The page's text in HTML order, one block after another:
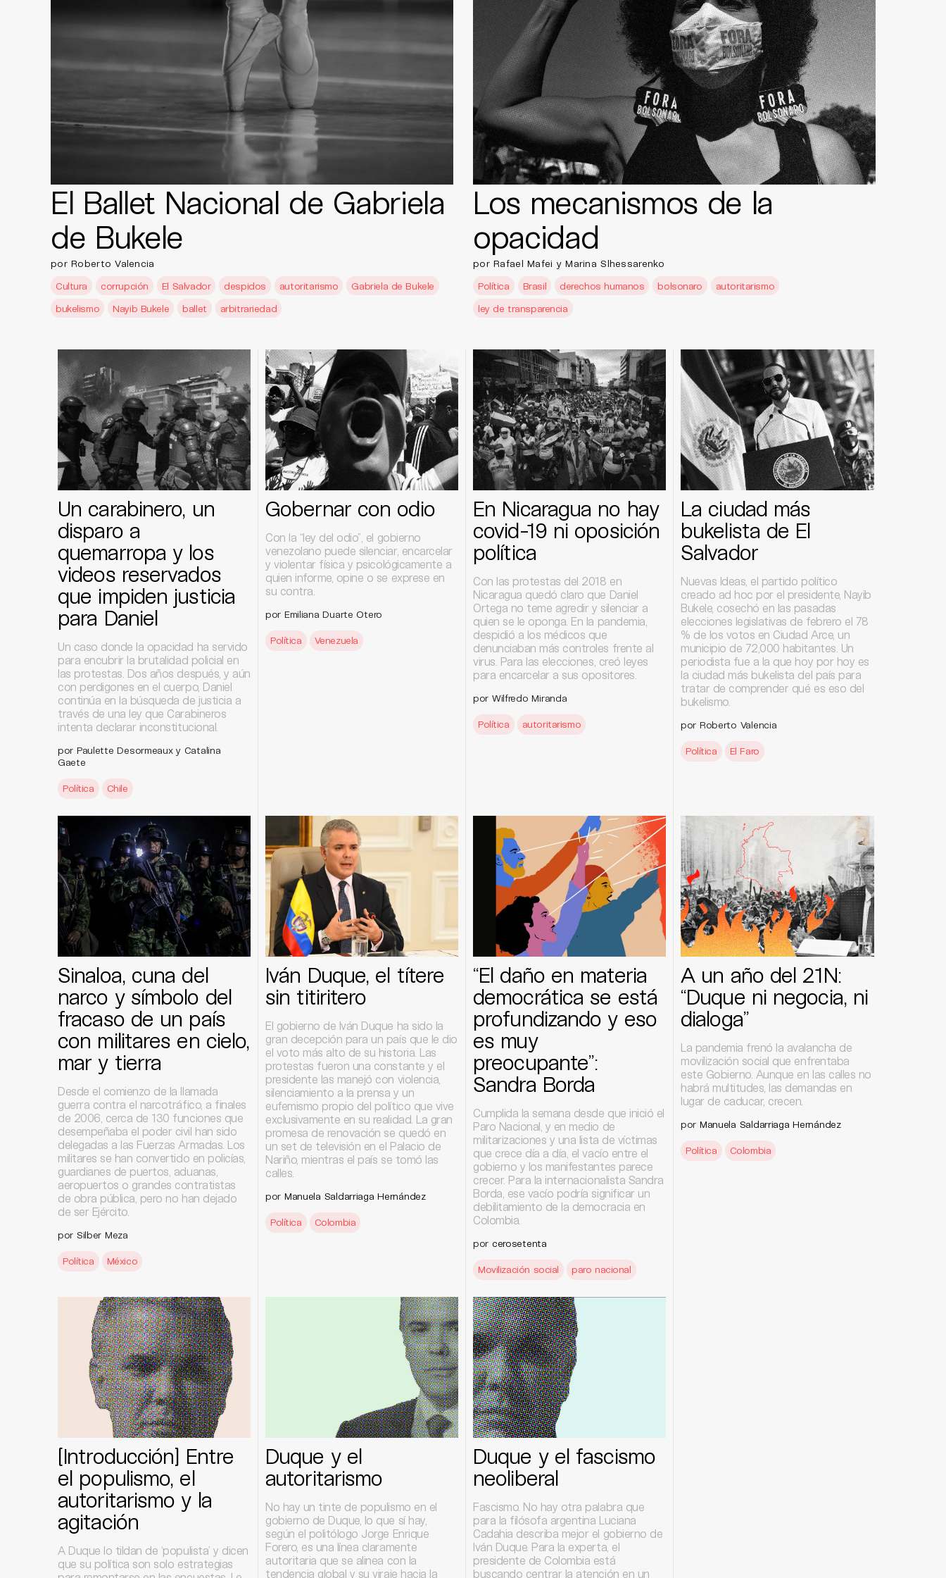
El Ballet Nacional de Gabriela
de Bukele
por Roberto Valencia
Cultura
corrupción El Salvador despidos autoritarismo
Gabriela de Bukele
bukelismo
Nayib Bukele ballet arbitrariedad
Los mecanismos de la
opacidad
por Rafael Mafei y Marina Slhessarenko
Política
Brasil derechos humanos bolsonaro
autoritarismo
ley de transparencia
Un carabinero, un
disparo a
quemarropa y los
videos reservados
que impiden justicia
para Daniel
Un caso donde la opacidad ha servido
para encubrir la brutalidad policial en
las protestas. Dos años después, y aún
con perdigones en el cuerpo, Daniel
continúa en la búsqueda de justicia a
través de una ley que Carabineros
intenta declarar inconstitucional.
por Paulette Desormeaux y Catalina
Gaete
Política Chile
Gobernar con odio
Con la “ley del odio”, el gobierno
venezolano puede silenciar, encarcelar
y violentar física y psicológicamente a
quien informe, opine o se exprese en
su contra.
por Emiliana Duarte Otero
Política Venezuela
En Nicaragua no hay
covid-19 ni oposición
política
Con las protestas del 2018 en
Nicaragua quedó claro que Daniel
Ortega no teme agredir y silenciar a
quien se le oponga. En la pandemia,
despidió a los médicos que
denunciaban más controles frente al
virus. Para las elecciones, creó leyes
para encarcelar a sus opositores.
por Wilfredo Miranda
Política autoritarismo
La ciudad más
bukelista de El
Salvador
Nuevas Ideas, el partido político
creado ad hoc por el presidente, Nayib
Bukele, cosechó en las pasadas
elecciones legislativas de febrero el 78
% de los votos en Ciudad Arce, un
municipio de 72,000 habitantes. Un
periodista fue a la que hoy por hoy es
la ciudad más bukelista del país para
tratar de comprender qué es eso del
bukelismo.
por Roberto Valencia
Política El Faro
Sinaloa, cuna del
narco y símbolo del
fracaso de un país
con militares en cielo,
mar y tierra
Desde el comienzo de la llamada
guerra contra el narcotráfico, a finales
de 2006, cerca de 130 funciones que
desempeñaba el poder civil han sido
delegadas a las Fuerzas Armadas. Los
militares se han convertido en policías,
guardianes de puertos, aduanas,
aeropuertos o grandes contratistas
de obra pública, pero no han dejado
de ser Ejército.
por Silber Meza
Política México
Iván Duque, el títere
sin titiritero
El gobierno de Iván Duque ha sido la
gran decepción para un país que le dio
el voto más alto de su historia. Las
protestas fueron una constante y el
presidente las manejó con violencia,
silenciamiento a la prensa y un
eufemismo propio del político que vive
exclusivamente en su realidad. La gran
promesa de renovación se quedó en
un set de televisión en el Palacio de
Nariño, mientras el país se tomó las
calles.
por Manuela Saldarriaga Hernández
Política Colombia
“El daño en materia
democrática se está
profundizando y eso
es muy
preocupante”:
Sandra Borda
Cumplida la semana desde que inició el
Paro Nacional, y en medio de
militarizaciones y una lista de víctimas
que crece día a día, el vacío entre el
gobierno y los manifestantes parece
crecer. Para la internacionalista Sandra
Borda, ese vacío podría significar un
debilitamiento de la democracia en
Colombia.
por cerosetenta
Movilización social paro nacional
A un año del 21N:
“Duque ni negocia, ni
dialoga”
La pandemia frenó la avalancha de
movilización social que enfrentaba
este Gobierno. Aunque en las calles no
habrá multitudes, las demandas en
lugar de caducar, crecen.
por Manuela Saldarriaga Hernández
Política Colombia
[Introducción] Entre
el populismo, el
autoritarismo y la
agitación
A Duque lo tildan de ‘populista’ y dicen
que su política son solo estrategias
Duque y el
autoritarismo
No hay un tinte de populismo en el
gobierno de Duque, lo que sí hay,
según el politólogo Jorge Enrique
Forero, es una línea claramente
autoritaria que se alinea con la
tendencia global y su viraje hacia la
Duque y el fascismo
neoliberal
Fascismo. No hay otra palabra que
para la filósofa argentina Luciana
Cadahia describa mejor el gobierno de
Iván Duque. Para la experta, el
presidente de Colombia está
buscando centrar la atención en un